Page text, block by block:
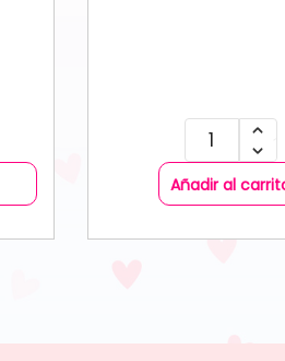
Añadir al